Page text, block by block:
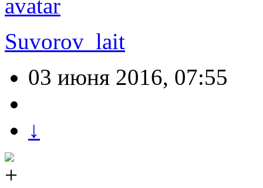
Suvorov_lait
03 июня 2016, 07:55
↓